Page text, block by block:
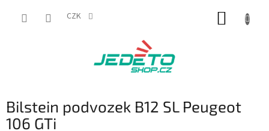
CZK
Bilstein podvozek B12 SL Peugeot
106 GTi